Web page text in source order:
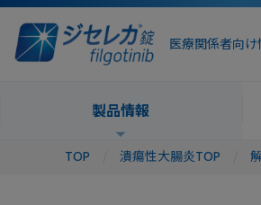
医療関係者向け
製品情報
TOP 潰瘍性大腸炎TOP